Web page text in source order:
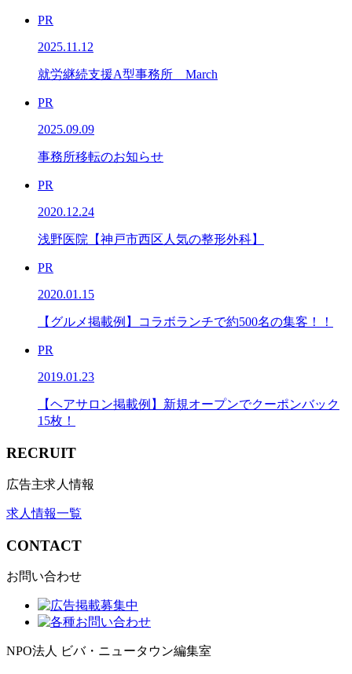
PR
2025.11.12
就労継続支援A型事務所 March
PR
2025.09.09
事務所移転のお知らせ
PR
2020.12.24
浅野医院【神戸市西区人気の整形外科】
PR
2020.01.15
【グルメ掲載例】コラボランチで約500名の集客！！
PR
2019.01.23
【ヘアサロン掲載例】新規オープンでクーポンバック
15枚！
RECRUIT
広告主求人情報
求人情報一覧
CONTACT
お問い合わせ
NPO法人 ビバ・ニュータウン編集室